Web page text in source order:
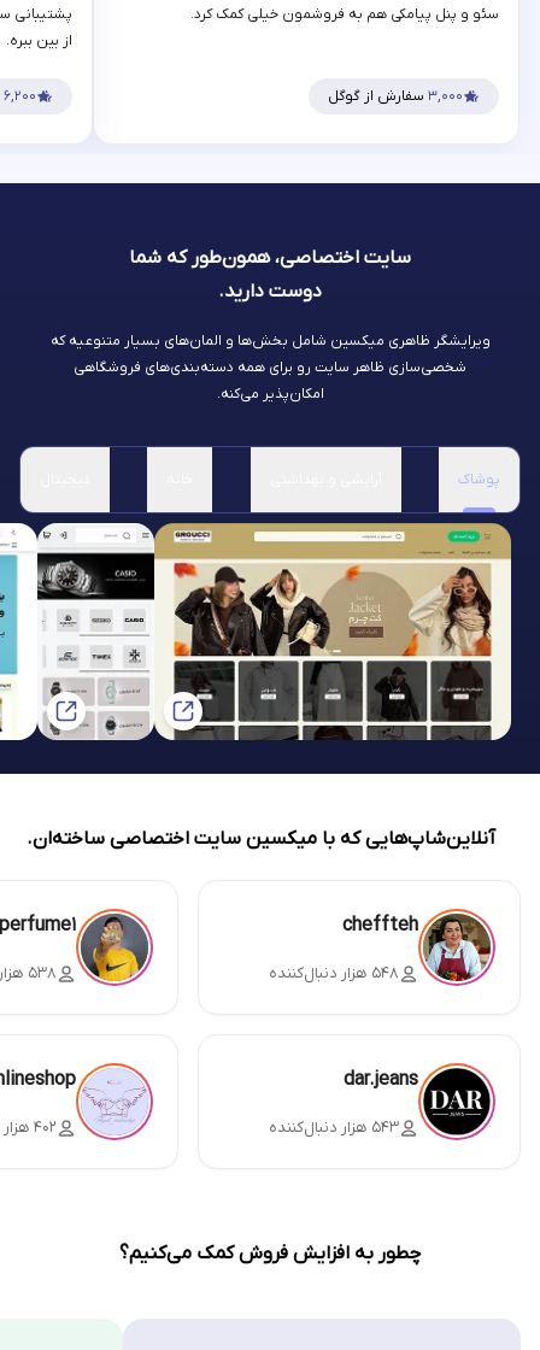
سئو و پنل پیامکی هم به فروشمون خیلی کمک کرد.
۳,۰۰۰ سفارش از گوگل
پشتیبانی
از بین ببره.
۶,۲۰۰
سایت اختصاصی، همون‌طور که شما
دوست دارید.
ویرایشگر ظاهری میکسین شامل بخش‌ها و المان‌های بسیار متنوعیه که
شخصی‌سازی ظاهر سایت رو برای همه دسته‌بندی‌های فروشگاهی
امکان‌پذیر می‌کنه.
پوشاک
آنلاین‌شاپ‌هایی که با میکسین سایت اختصاصی ساخته‌ان.
cheffteh
۵۴۸ هزار دنبال‌کننده ۵۳۸ هزار دنبال‌کننده
dar.jeans
۵۴۳ هزار دنبال‌کننده ۴۰۲ هزار دنبال‌کننده
چطور به افزایش فروش کمک می‌کنیم؟